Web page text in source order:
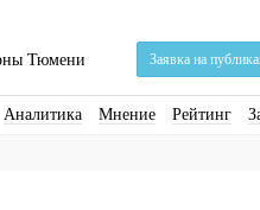
Тюмени Заявка на
Аналитика Мнение Рейтинг